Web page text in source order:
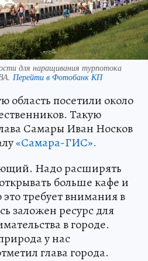
для наращивания турпотока
Перейти в Фотобанк КП
область посетили около
Такую
Самары Иван Носков
«Самара-ГИС».
Надо расширять
больше кафе и
требует внимания в
заложен ресурс для
в городе.
у нас
глава города.